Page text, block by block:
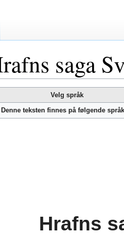
saga
Velg språk
Denne teksten finnes på følgende
Hrafns